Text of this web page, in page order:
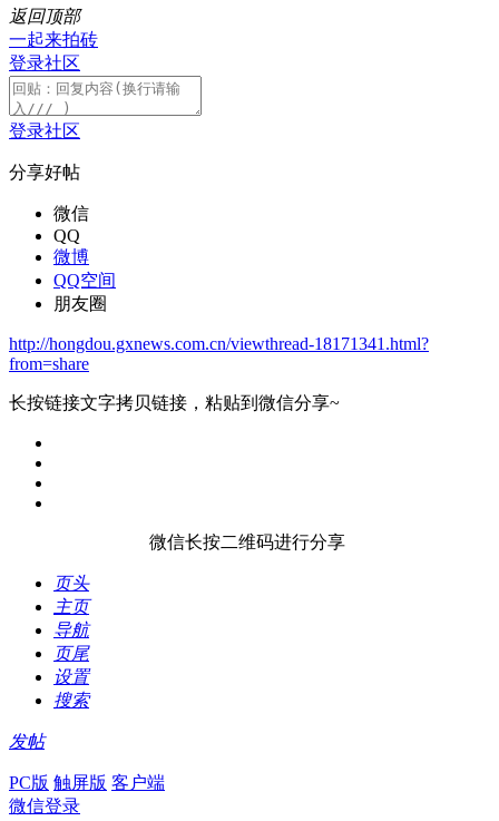
返回顶部
一起来拍砖
登录社区
登录社区
分享好帖
微信
QQ
微博
QQ空间
朋友圈
http://hongdou.gxnews.com.cn/viewthread-18171341.html?
from=share
长按链接文字拷贝链接，粘贴到微信分享~
微信长按二维码进行分享
页头
主页
导航
页尾
设置
搜索
发帖
PC版 触屏版 客户端
微信登录